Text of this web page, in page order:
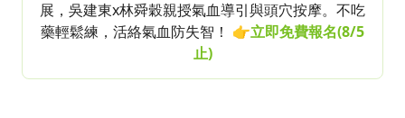
展，吳建東x林舜穀親授氣血導引與頭穴按摩。不吃
藥輕鬆練，活絡氣血防失智！ 👉立即免費報名(8/5
止)